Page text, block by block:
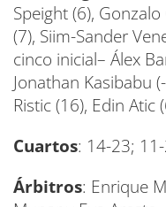
Speight (6),
(7), Siim-Sander
cinco inicial– Álex
Jonathan Kasibabu
Ristic (16), Edin Atic
Cuartos: 14-23;
Árbitros: Enrique